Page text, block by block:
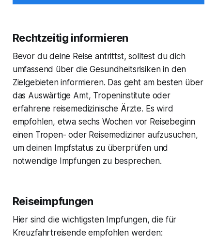
Rechtzeitig informieren
Bevor du deine Reise antrittst, solltest du dich
umfassend über die Gesundheitsrisiken in den
Zielgebieten informieren. Das geht am besten über
das Auswärtige Amt, Tropeninstitute oder
erfahrene reisemedizinische Ärzte. Es wird
empfohlen, etwa sechs Wochen vor Reisebeginn
einen Tropen- oder Reisemediziner aufzusuchen,
um deinen Impfstatus zu überprüfen und
notwendige Impfungen zu besprechen.
Reiseimpfungen
Hier sind die wichtigsten Impfungen, die für
Kreuzfahrtreisende empfohlen werden: